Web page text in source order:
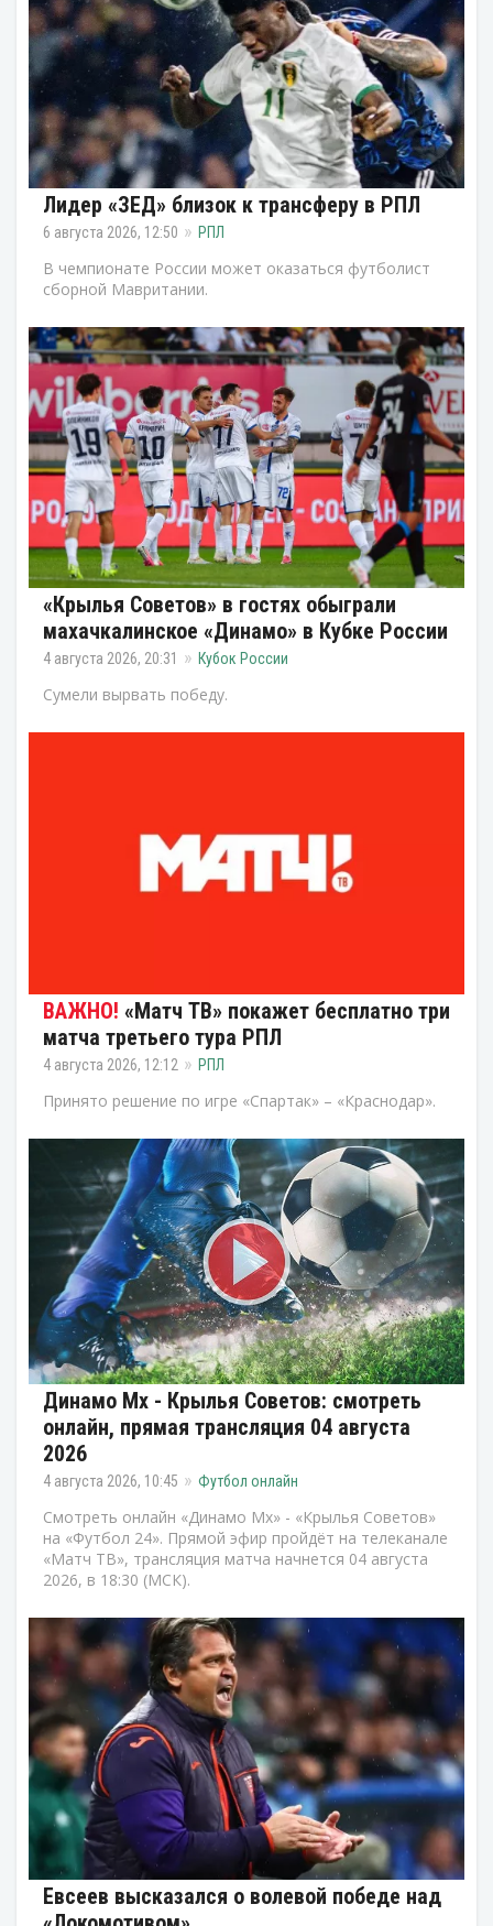
Лидер «ЗЕД» близок к трансферу в РПЛ
6 августа 2026, 12:50 РПЛ
В чемпионате России может оказаться футболист
сборной Мавритании.
«Крылья Советов» в гостях обыграли
махачкалинское «Динамо» в Кубке России
4 августа 2026, 20:31 Кубок России
Сумели вырвать победу.
«Матч ТВ» покажет бесплатно три
матча третьего тура РПЛ
4 августа 2026, 12:12 РПЛ
Принято решение по игре «Спартак» – «Краснодар».
Динамо Мх - Крылья Советов: смотреть
онлайн, прямая трансляция 04 августа
2026
4 августа 2026, 10:45 Футбол онлайн
Смотреть онлайн «Динамо Мх» - «Крылья Советов»
на «Футбол 24». Прямой эфир пройдёт на телеканале
«Матч ТВ», трансляция матча начнется 04 августа
2026, в 18:30 (МСК).
Евсеев высказался о волевой победе над